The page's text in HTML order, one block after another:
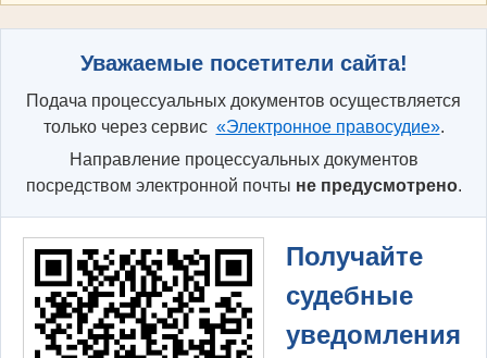
Уважаемые посетители сайта!
Подача процессуальных документов осуществляется
только через сервис «Электронное правосудие».
Направление процессуальных документов
посредством электронной почты не предусмотрено.
Получайте
судебные
уведомления